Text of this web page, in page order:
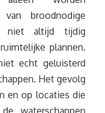
broodnodige
niet altijd tijdig
plannen.
echt geluisterd
Het gevolg
en op locaties die